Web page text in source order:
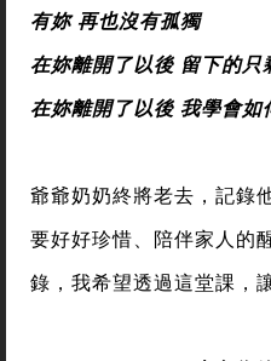
有妳 再也沒有孤獨
在妳離開了以後 留下的只
在妳離開了以後 我學會如
爺爺奶奶終將老去，記錄
要好好珍惜、陪伴家人的
錄，我希望透過這堂課，